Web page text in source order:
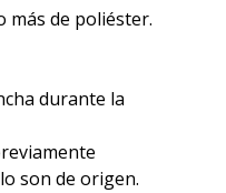
más de poliéster.
durante la
son de origen.